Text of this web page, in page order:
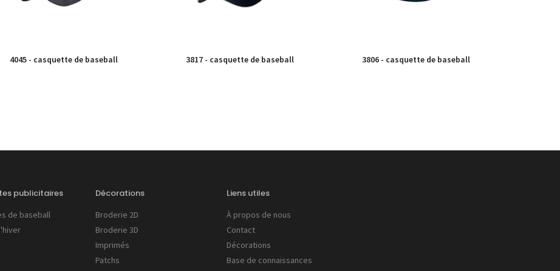
4045 - casquette de baseball 3817 - casquette de baseball 3806 - casquette de baseball
publicitaires
de baseball
Décorations
Broderie 2D
Broderie 3D
Imprimés
Patchs
Liens utiles
À propos de nous
Contact
Décorations
Base de connaissances